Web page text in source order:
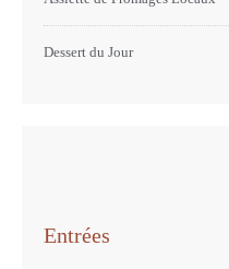
Dessert du Jour
Entrées